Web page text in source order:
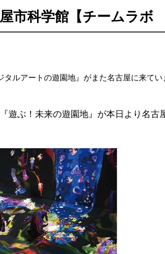
市科学館【チームラ
ルアートの遊園地』がまた名古屋に来てい
遊ぶ！未来の遊園地』が本日より名古